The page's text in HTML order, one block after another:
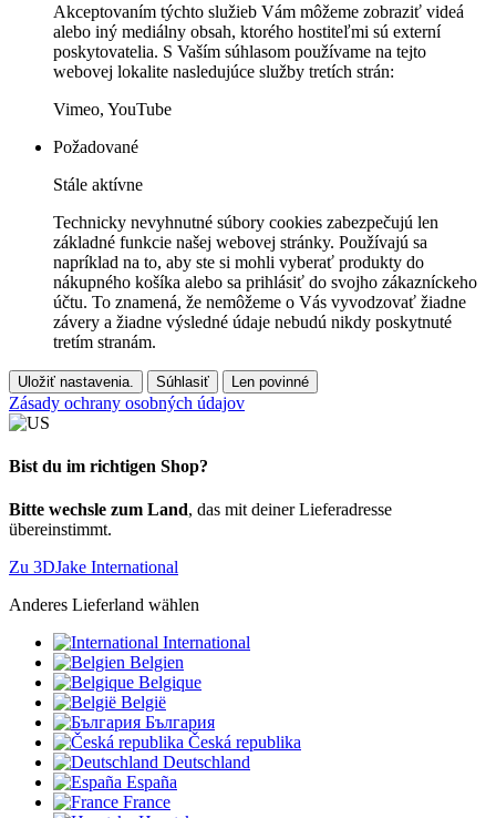
Akceptovaním týchto služieb Vám môžeme zobraziť videá
alebo iný mediálny obsah, ktorého hostiteľmi sú externí
poskytovatelia. S Vaším súhlasom používame na tejto
webovej lokalite nasledujúce služby tretích strán:
Vimeo, YouTube
Požadované
Stále aktívne
Technicky nevyhnutné súbory cookies zabezpečujú len
základné funkcie našej webovej stránky. Používajú sa
napríklad na to, aby ste si mohli vyberať produkty do
nákupného košíka alebo sa prihlásiť do svojho zákazníckeho
účtu. To znamená, že nemôžeme o Vás vyvodzovať žiadne
závery a žiadne výsledné údaje nebudú nikdy poskytnuté
tretím stranám.
Uložiť nastavenia. Súhlasiť Len povinné
Zásady ochrany osobných údajov
Bist du im richtigen Shop?
Bitte wechsle zum Land, das mit deiner Lieferadresse
übereinstimmt.
Zu 3DJake International
Anderes Lieferland wählen
International
Belgien
Belgique
België
България
Česká republika
Deutschland
España
France